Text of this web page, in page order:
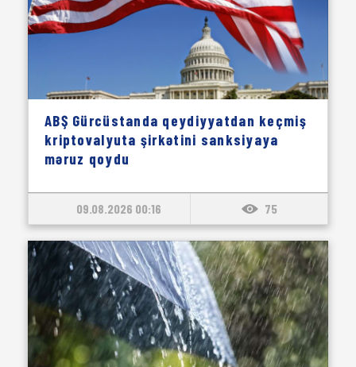
ABŞ Gürcüstanda qeydiyyatdan keçmiş
kriptovalyuta şirkətini sanksiyaya
məruz qoydu
09.08.2026 00:16 75